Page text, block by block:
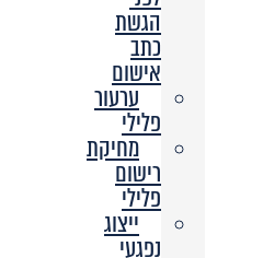
הגשת
כתב
אישום
ערעור
פלילי
מחיקת
רישום
פלילי
ייצוג
נפגעי